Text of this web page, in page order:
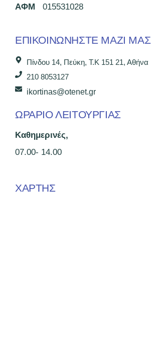
ΑΦΜ 015531028
ΕΠΙΚΟΙΝΩΝΉΣΤΕ ΜΑΖΊ ΜΑΣ
Πίνδου 14, Πεύκη, Τ.Κ 151 21, Αθήνα
210 8053127
ikortinas@otenet.gr
ΩΡΑΡΙΟ ΛΕΙΤΟΥΡΓΙΑΣ
Καθημερινές,
07.00- 14.00
ΧΑΡΤΗΣ